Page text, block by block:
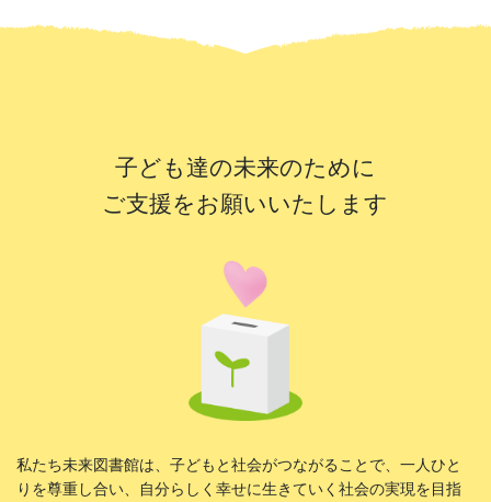
子ども達の未来のために
ご支援をお願いいたします
私たち未来図書館は、子どもと社会がつながることで、一人ひと
りを尊重し合い、自分らしく幸せに生きていく社会の実現を目指